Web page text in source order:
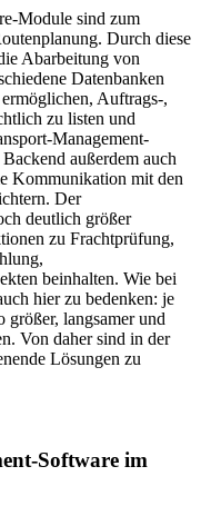
Module sind zum
Durch diese
Abarbeitung von
Datenbanken
Auftrags-,
zu listen und
Management-
außerdem auch
Kommunikation mit den
Der
deutlich größer
zu Frachtprüfung,
beinhalten. Wie bei
hier zu bedenken: je
größer, langsamer und
Von daher sind in der
Lösungen zu
Software im